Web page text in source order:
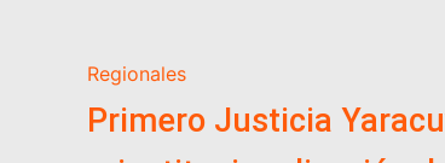
Regionales
Primero Justicia